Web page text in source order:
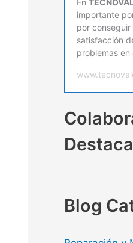
En
importante
por
satisfacción
problemas en
Blog